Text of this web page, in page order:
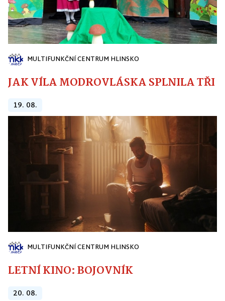
MULTIFUNKČNÍ CENTRUM HLINSKO
JAK VÍLA MODROVLÁSKA SPLNILA
19. 08.
MULTIFUNKČNÍ CENTRUM HLINSKO
LETNÍ KINO: BOJOVNÍK
20. 08.